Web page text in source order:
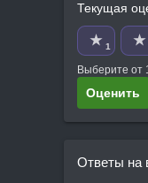
Текущая
★ 1 ★
Выберите от
Оценить
Ответы на